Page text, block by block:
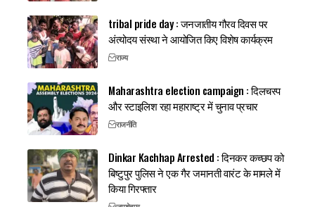
tribal pride day : जनजातीय गौरव दिवस पर
अंत्योदय संस्था ने आयोजित किए विशेष कार्यक्रम
राज्य
Maharashtra election campaign : दिलचस्प
और स्टाइलिश रहा महाराष्ट्र में चुनाव प्रचार
राजनीति
Dinkar Kachhap Arrested : दिनकर कच्छप को
बिष्टुपुर पुलिस ने एक गैर जमानती वारंट के मामले में
किया गिरफ्तार